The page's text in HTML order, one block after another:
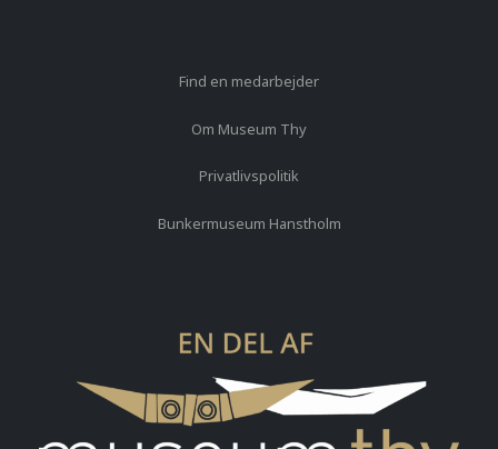
Find en medarbejder
Om Museum Thy
Privatlivspolitik
Bunkermuseum Hanstholm